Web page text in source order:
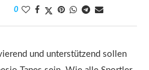
0
und unterstützend sollen